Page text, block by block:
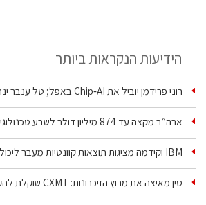
הידיעות הנקראות ביותר
רוני פרידמן יוביל את Chip‑AI באפל; טל ענבר ינהל את…
ארה״ב מקצה עד 874 מיליון דולר לשבע טכנולוגיות שבבים…
IBM וקידמה מציגות תוצאות קוונטיות מעבר ליכולת…
סין מאיצה את מרוץ הזיכרונות: CXMT שוקלת להקים מפעל…